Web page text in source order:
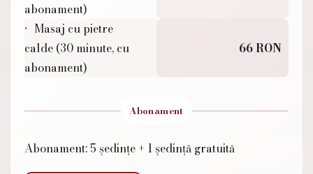
abonament)
Masaj cu pietre
calde (30 minute, cu
abonament)
66 RON
Abonament
Abonament: 5 ședințe + 1 ședință gratuită